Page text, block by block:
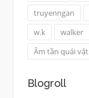
truyenngan
w.k
walker
Âm tần quái vật
Blogroll